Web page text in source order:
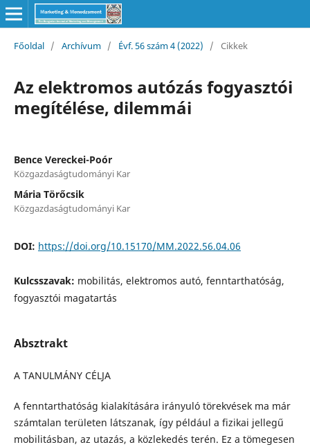
Főoldal / Archívum / Évf. 56 szám 4 (2022) / Cikkek
Az elektromos autózás fogyasztói
megítélése, dilemmái
Bence Vereckei-Poór
Közgazdaságtudományi Kar
Mária Törőcsik
Közgazdaságtudományi Kar
DOI: https://doi.org/10.15170/MM.2022.56.04.06
Kulcsszavak: mobilitás, elektromos autó, fenntarthatóság,
fogyasztói magatartás
Absztrakt
A TANULMÁNY CÉLJA
A fenntarthatóság kialakítására irányuló törekvések ma már
számtalan területen látszanak, így például a fizikai jellegű
mobilitásban, az utazás, a közlekedés terén. Ez a tömegesen